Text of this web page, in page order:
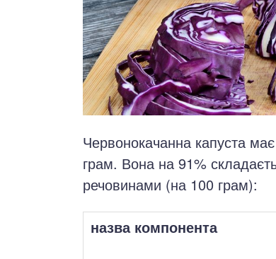
Червонокачанна капуста має
грам. Вона на 91%
речовинами (на 100 грам):
назва компонента